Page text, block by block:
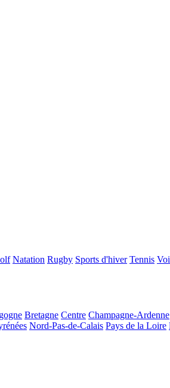
Natation Rugby Sports d'hiver Tennis
Bretagne Centre Champagne-Ardenne
Nord-Pas-de-Calais Pays de la Loire